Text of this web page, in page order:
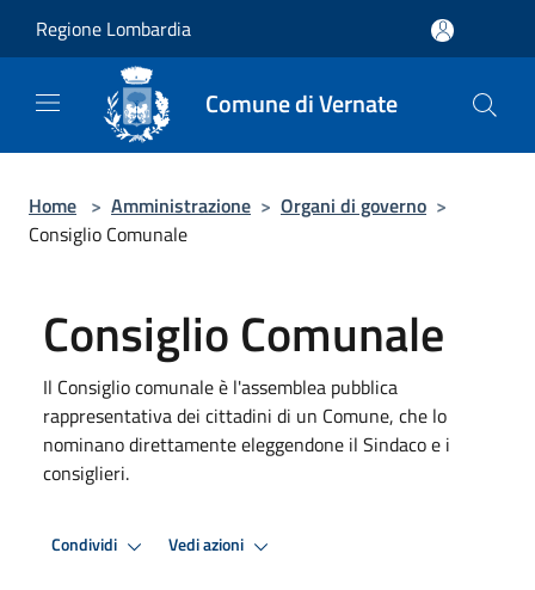
Regione Lombardia
Comune di Vernate
Home > Amministrazione > Organi di governo >
Consiglio Comunale
Consiglio Comunale
Il Consiglio comunale è l'assemblea pubblica
rappresentativa dei cittadini di un Comune, che lo
nominano direttamente eleggendone il Sindaco e i
consiglieri.
Condividi Vedi azioni